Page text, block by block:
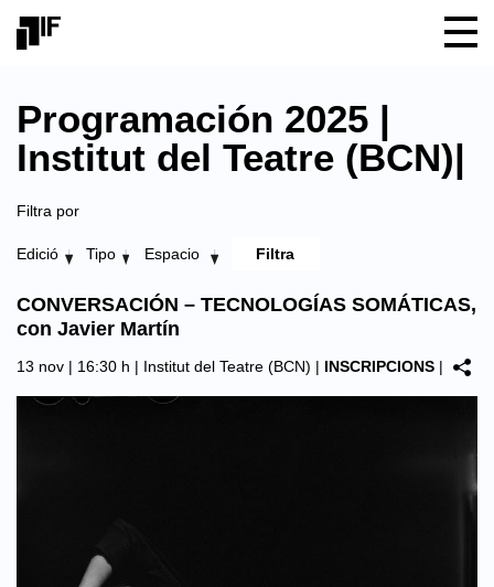
Programación 2025 |
Institut del Teatre (BCN)|
Filtra por
Edició Tipo Espacio
CONVERSACIÓN – TECNOLOGÍAS SOMÁTICAS,
con Javier Martín
13 nov | 16:30 h | Institut del Teatre (BCN) | INSCRIPCIONS |